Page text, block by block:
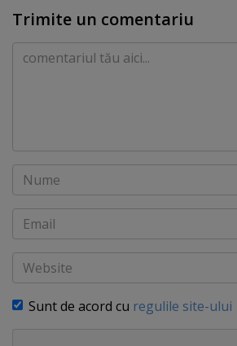
Trimite un comentariu
Comentariu
Nume
Email
Website
Sunt de acord cu regulile site-ului